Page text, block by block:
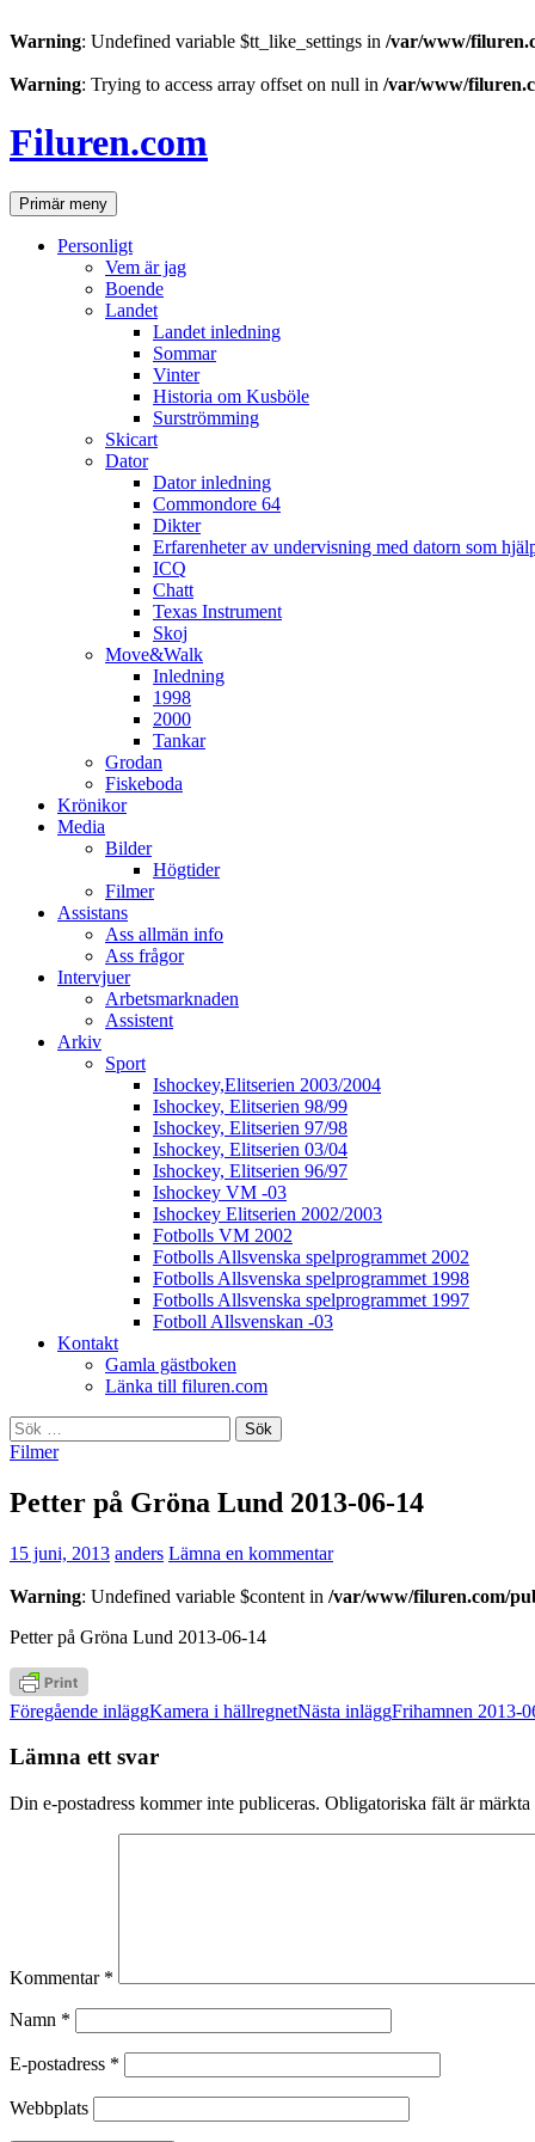
Warning: Undefined variable $tt_like_settings in /var/www/
Warning: Trying to access array offset on null in /var/www/
till
innehåll
Filuren.com
SökPrimär meny
Personligt
Vem är jag
Boende
Landet
Landet inledning
Sommar
Vinter
Historia om Kusböle
Surströmming
Skicart
Dator
Dator inledning
Commondore 64
Dikter
Erfarenheter av undervisning med datorn som
ICQ
Chatt
Texas Instrument
Skoj
Move&Walk
Inledning
1998
2000
Tankar
Grodan
Fiskeboda
Krönikor
Media
Bilder
Högtider
Filmer
Assistans
Ass allmän info
Ass frågor
Intervjuer
Arbetsmarknaden
Assistent
Arkiv
Sport
Ishockey,Elitserien 2003/2004
Ishockey, Elitserien 98/99
Ishockey, Elitserien 97/98
Ishockey, Elitserien 03/04
Ishockey, Elitserien 96/97
Ishockey VM -03
Ishockey Elitserien 2002/2003
Fotbolls VM 2002
Fotbolls Allsvenska spelprogrammet 2002
Fotbolls Allsvenska spelprogrammet 1998
Fotbolls Allsvenska spelprogrammet 1997
Fotboll Allsvenskan -03
Kontakt
Gamla gästboken
Länka till filuren.com
Sök
efter:
Filmer
Petter på Gröna Lund 2013-06-14
15 juni, 2013 anders Lämna en kommentar
Warning: Undefined variable $content in /var/www/filuren.com/
Petter på Gröna Lund 2013-06-14
Inläggsnavigering
Föregående inläggKamera i hällregnetNästa inläggFrihamnen 2013-
Lämna ett svar
Din e-postadress kommer inte publiceras. Obligatoriska fält är märkta
Kommentar *
Namn *
E-postadress *
Webbplats